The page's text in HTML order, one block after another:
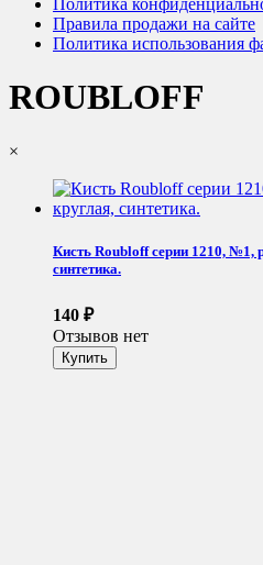
Правила продажи на сайте
Политика использования
ROUBLOFF
×
Кисть Roubloff серии 1210, №1,
синтетика.
140 ₽
Отзывов нет